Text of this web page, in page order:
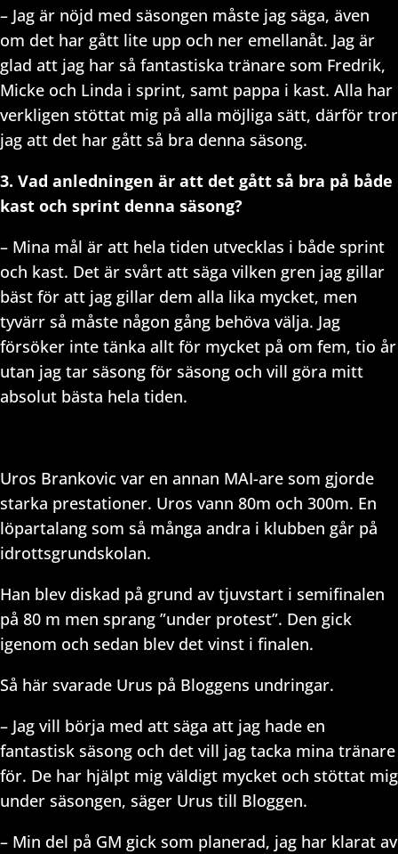
– Jag är nöjd med säsongen måste jag säga, även
om det har gått lite upp och ner emellanåt. Jag är
glad att jag har så fantastiska tränare som Fredrik,
Micke och Linda i sprint, samt pappa i kast. Alla har
verkligen stöttat mig på alla möjliga sätt, därför tror
jag att det har gått så bra denna säsong.
3. Vad anledningen är att det gått så bra på både
kast och sprint denna säsong?
– Mina mål är att hela tiden utvecklas i både sprint
och kast. Det är svårt att säga vilken gren jag gillar
bäst för att jag gillar dem alla lika mycket, men
tyvärr så måste någon gång behöva välja. Jag
försöker inte tänka allt för mycket på om fem, tio år
utan jag tar säsong för säsong och vill göra mitt
absolut bästa hela tiden.
Uros Brankovic var en annan MAI-are som gjorde
starka prestationer. Uros vann 80m och 300m. En
löpartalang som så många andra i klubben går på
idrottsgrundskolan.
Han blev diskad på grund av tjuvstart i semifinalen
på 80 m men sprang ”under protest”. Den gick
igenom och sedan blev det vinst i finalen.
Så här svarade Urus på Bloggens undringar.
– Jag vill börja med att säga att jag hade en
fantastisk säsong och det vill jag tacka mina tränare
för. De har hjälpt mig väldigt mycket och stöttat mig
under säsongen, säger Urus till Bloggen.
– Min del på GM gick som planerad, jag har klarat av